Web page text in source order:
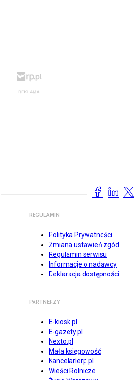
REGULAMIN
Polityka Prywatności
Zmiana ustawień zgód
Regulamin serwisu
Informacje o nadawcy
Deklaracja dostępności
PARTNERZY
E-kiosk.pl
E-gazety.pl
Nexto.pl
Mała księgowość
Kancelarierp.pl
Wieści Rolnicze